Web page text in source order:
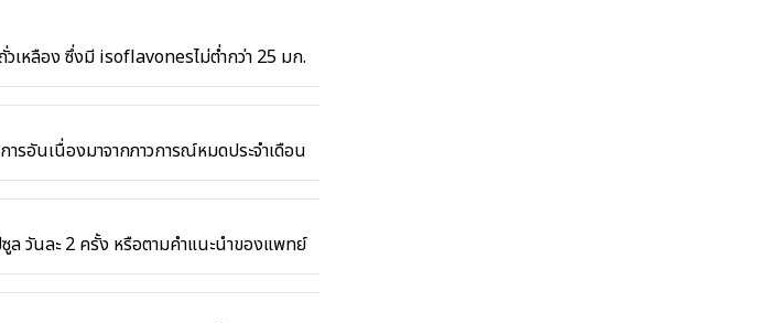
เหลือง ซึ่งมี isoflavonesไม่ต่ำกว่า 25 มก.
ารอันเนื่องมาจากภาวการณ์หมดประจำเดือน
ล วันละ 2 ครั้ง หรือตามคำแนะนำของแพทย์